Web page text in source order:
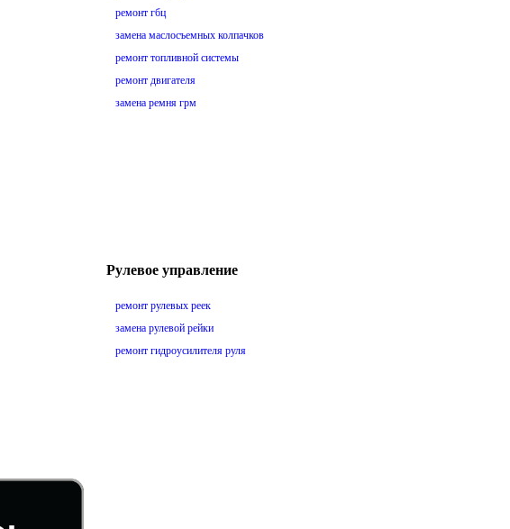
ремонт гбц
замена маслосъемных колпачков
ремонт топливной системы
ремонт двигателя
замена ремня грм
Рулевое управление
ремонт рулевых реек
замена рулевой рейки
ремонт гидроусилителя руля